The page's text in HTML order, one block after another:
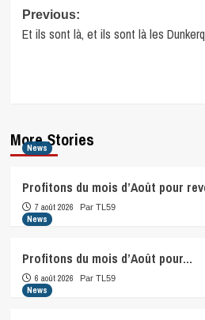
Post
navigation
Previous:
Et ils sont là, et ils sont là les
More Stories
News
Profitons du mois d’Août pour
7 août 2026 Par TL59
News
Profitons du mois d’Août pour…
6 août 2026 Par TL59
News